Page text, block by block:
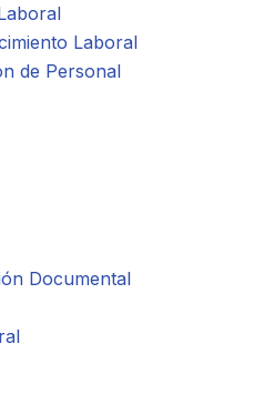
Laboral
de Personal
Documental